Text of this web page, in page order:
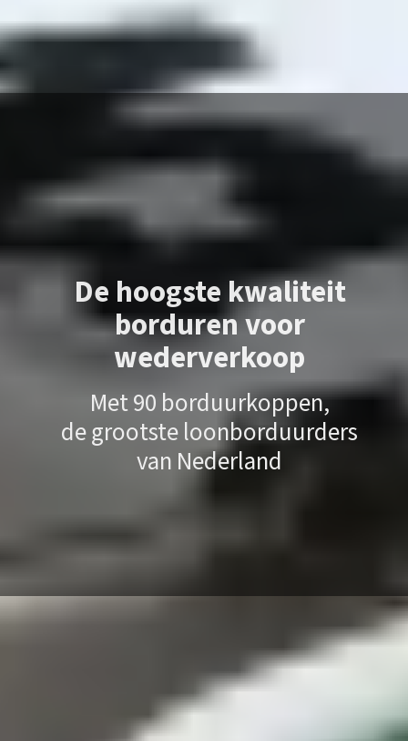
De hoogste kwaliteit
borduren voor
wederverkoop
Met 90 borduurkoppen,
de grootste loonborduurders
van Nederland